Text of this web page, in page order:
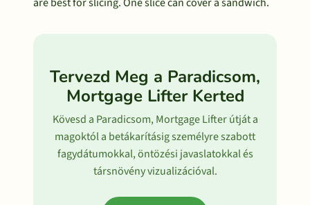
Tervezd Meg a Paradicsom,
Mortgage Lifter Kerted
Kövesd a Paradicsom, Mortgage Lifter útját a
magoktól a betákarításig személyre szabott
fagydátumokkal, öntözési javaslatokkal és
társnövény vizualizációval.